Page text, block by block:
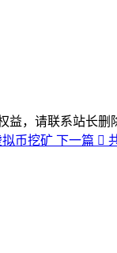
益，请联系站长删
币挖矿 下一篇